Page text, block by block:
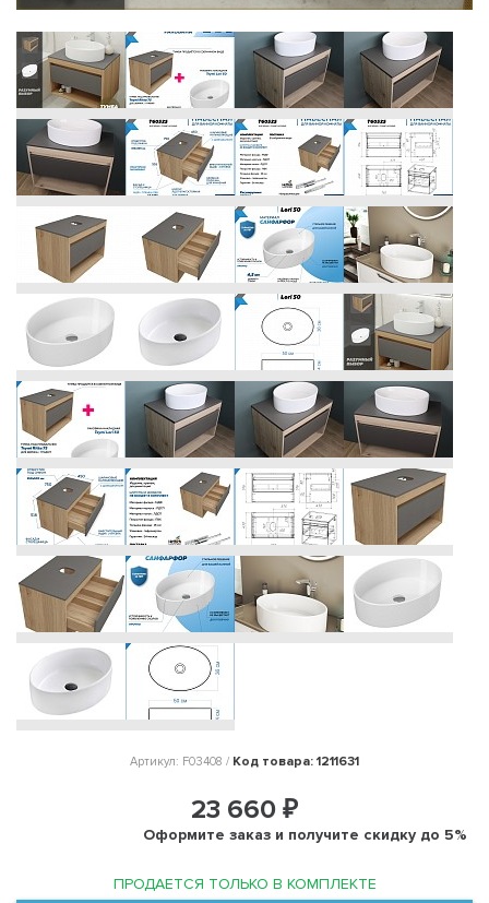
Артикул: F03408 / Код товара: 1211631
23 660 ₽
Оформите заказ и получите скидку до 5%
ПРОДАЕТСЯ ТОЛЬКО В КОМПЛЕКТЕ